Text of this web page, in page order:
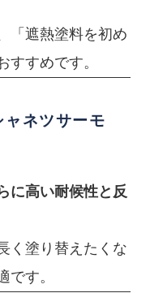
「遮熱塗料を初め
すすめです。
ネツサーモ
に高い耐候性と反
く塗り替えたくな
です。